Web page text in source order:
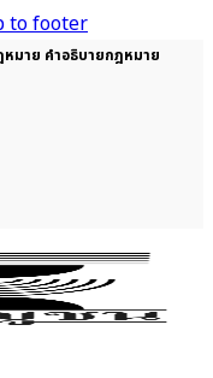
to footer
มาย คำอธิบายกฎหมาย